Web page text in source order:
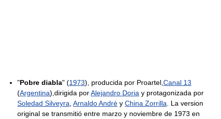
"Pobre diabla" (1973), producida por Proartel, Canal 13
(Argentina),dirigida porAlejandro Doria y protagonizada por
Soledad Silveyra Arnaldo André y China Zorrilla . La version
original se transmitió entre marzo y noviembre de 1973 en